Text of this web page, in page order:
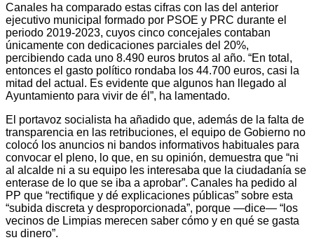
Canales ha comparado estas cifras con las del anterior
ejecutivo municipal formado por PSOE y PRC durante el
periodo 2019-2023, cuyos cinco concejales contaban
únicamente con dedicaciones parciales del 20%,
percibiendo cada uno 8.490 euros brutos al año. “En total,
entonces el gasto político rondaba los 44.700 euros, casi la
mitad del actual. Es evidente que algunos han llegado al
Ayuntamiento para vivir de él”, ha lamentado.
El portavoz socialista ha añadido que, además de la falta de
transparencia en las retribuciones, el equipo de Gobierno no
colocó los anuncios ni bandos informativos habituales para
convocar el pleno, lo que, en su opinión, demuestra que “ni
al alcalde ni a su equipo les interesaba que la ciudadanía se
enterase de lo que se iba a aprobar”. Canales ha pedido al
PP que “rectifique y dé explicaciones públicas” sobre esta
“subida discreta y desproporcionada”, porque —dice— “los
vecinos de Limpias merecen saber cómo y en qué se gasta
su dinero”.